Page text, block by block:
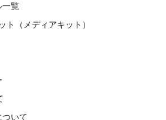
一覧
（メディアキット）
いて